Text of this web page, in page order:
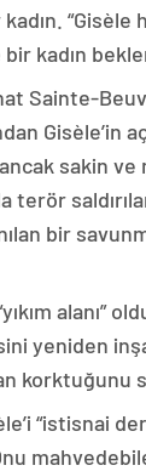
“Gisèle
kadın
Sainte-
Gisèle’in
sakin ve
terör
bir
alanı”
yeniden
korktuğunu
“istisnai